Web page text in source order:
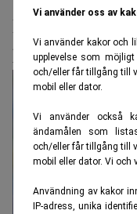
Vi använder oss av
Vi använder kakor och
upplevelse som
och/eller får tillgång till
mobil eller dator.
Vi använder också
ändamålen som
och/eller får tillgång till
mobil eller dator. Vi och
Användning av kakor
IP-adress, unika
Eli Lilly köper
psykedelisk